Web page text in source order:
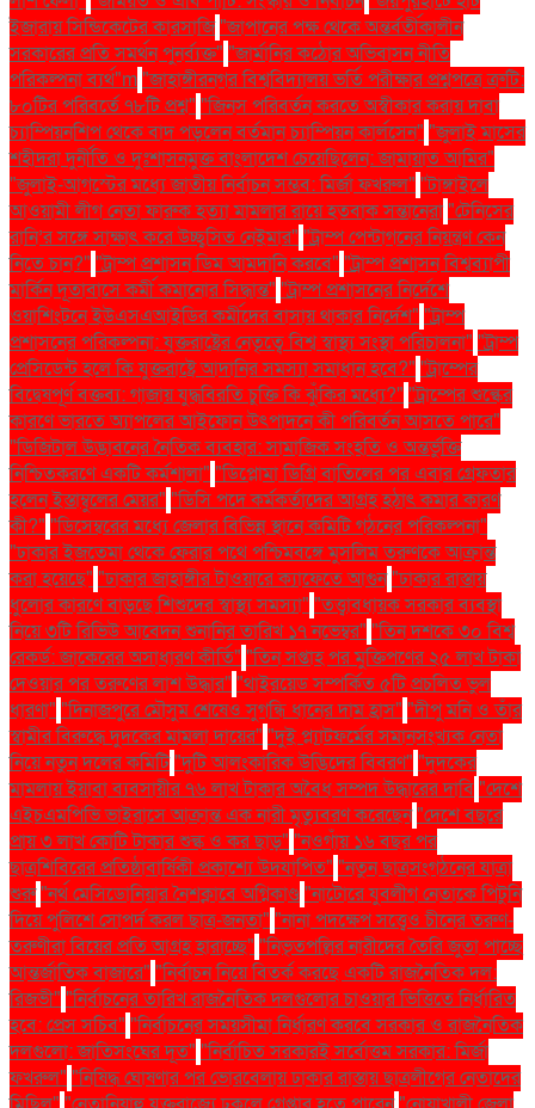
ইজারায় সিন্ডিকেটের কারসাজি"জাপানের পক্ষ থেকে অন্তর্বর্তীকালীন
সরকারের প্রতি সমর্থন পুনর্ব্যক্ত""জার্মানির কঠোর অভিবাসন নীতি
পরিকল্পনা ব্যর্থ"m"জাহাঙ্গীরনগর বিশ্ববিদ্যালয় ভর্তি পরীক্ষার প্রশ্নপত্রে ত্রুটি:
৮০টির পরিবর্তে ৭৮টি প্রশ্ন""জিনস পরিবর্তন করতে অস্বীকার করায় দাবা
চ্যাম্পিয়নশিপ থেকে বাদ পড়লেন বর্তমান চ্যাম্পিয়ন কার্লসেন""জুলাই মাসের
শহীদরা দুর্নীতি ও দুঃশাসনমুক্ত বাংলাদেশ চেয়েছিলেন: জামায়াত আমির"
"জুলাই-আগস্টের মধ্যে জাতীয় নির্বাচন সম্ভব: মির্জা ফখরুল""টাঙ্গাইলে
আওয়ামী লীগ নেতা ফারুক হত্যা মামলার রায়ে হতবাক সন্তানেরা"টেনিসের
রানি’র সঙ্গে সাক্ষাৎ করে উচ্ছ্বসিত নেইমার""ট্রাম্প পেন্টাগনের নিয়ন্ত্রণ কেন
নিতে চান?""ট্রাম্প প্রশাসন ডিম আমদানি করবে""ট্রাম্প প্রশাসন বিশ্বব্যাপী
মার্কিন দূতাবাসে কর্মী কমানোর সিদ্ধান্ত""ট্রাম্প প্রশাসনের নির্দেশে
ওয়াশিংটনে ইউএসএআইডির কর্মীদের বাসায় থাকার নির্দেশ""ট্রাম্প
প্রশাসনের পরিকল্পনা: যুক্তরাষ্ট্রের নেতৃত্বে বিশ্ব স্বাস্থ্য সংস্থা পরিচালনা""ট্রাম্প
প্রেসিডেন্ট হলে কি যুক্তরাষ্ট্রে আদানির সমস্যা সমাধান হবে?""ট্রাম্পের
বিদ্বেষপূর্ণ বক্তব্য: গাজায় যুদ্ধবিরতি চুক্তি কি ঝুঁকির মধ্যে?""ট্রাম্পের শুল্কের
কারণে ভারতে অ্যাপলের আইফোন উৎপাদনে কী পরিবর্তন আসতে পারে"
"ডিজিটাল উদ্ভাবনের নৈতিক ব্যবহার: সামাজিক সংহতি ও অন্তর্ভুক্তি
নিশ্চিতকরণে একটি কর্মশালা""ডিপ্লোমা ডিগ্রি বাতিলের পর এবার গ্রেফতার
হলেন ইস্তাম্বুলের মেয়র""ডিসি পদে কর্মকর্তাদের আগ্রহ হঠাৎ কমার কারণ
কী?""ডিসেম্বরের মধ্যে জেলার বিভিন্ন স্থানে কমিটি গঠনের পরিকল্পনা"
"ঢাকার ইজতেমা থেকে ফেরার পথে পশ্চিমবঙ্গে মুসলিম তরুণকে আক্রান্ত
করা হয়েছে""ঢাকার জাহাঙ্গীর টাওয়ারে ক্যাফেতে আগুন"ঢাকার রাস্তায়
ধুলোর কারণে বাড়ছে শিশুদের স্বাস্থ্য সমস্যা""তত্ত্বাবধায়ক সরকার ব্যবস্থা
নিয়ে ৩টি রিভিউ আবেদন শুনানির তারিখ ১৭ নভেম্বর""তিন দশকে ৩০ বিশ্ব
রেকর্ড: জাকেরের অসাধারণ কীর্তি""তিন সপ্তাহ পর মুক্তিপণের ২৫ লাখ টাকা
দেওয়ার পর তরুণের লাশ উদ্ধার""থাইরয়েড সম্পর্কিত ৫টি প্রচলিত ভুল
ধারণা""দিনাজপুরে মৌসুম শেষেও সুগন্ধি ধানের দাম হ্রাস""দীপু মনি ও তাঁর
স্বামীর বিরুদ্ধে দুদকের মামলা দায়ের""দুই প্ল্যাটফর্মের সমানসংখ্যক নেতা
নিয়ে নতুন দলের কমিটি"দুটি আলংকারিক উদ্ভিদের বিবরণ""দুদকের
মামলায় ইয়াবা ব্যবসায়ীর ৭৬ লাখ টাকার অবৈধ সম্পদ উদ্ধারের দাবি"দেশে
এইচএমপিভি ভাইরাসে আক্রান্ত এক নারী মৃত্যুবরণ করেছেন"দেশে বছরে
প্রায় ৩ লাখ কোটি টাকার শুল্ক ও কর ছাড়""নওগাঁয় ১৬ বছর পর
ছাত্রশিবিরের প্রতিষ্ঠাবার্ষিকী প্রকাশ্যে উদযাপিত""নতুন ছাত্রসংগঠনের যাত্রা
শুরু"নর্থ মেসিডোনিয়ার নৈশক্লাবে অগ্নিকাণ্ড"নাটোরে যুবলীগ নেতাকে পিটুনি
দিয়ে পুলিশে সোপর্দ করল ছাত্র-জনতা""নানা পদক্ষেপ সত্ত্বেও চীনের তরুণ-
তরুণীরা বিয়ের প্রতি আগ্রহ হারাচ্ছে""নিভৃতপল্লির নারীদের তৈরি জুতা পাচ্ছে
আন্তর্জাতিক বাজারে""নির্বাচন নিয়ে বিতর্ক করছে একটি রাজনৈতিক দল:
রিজভী""নির্বাচনের তারিখ রাজনৈতিক দলগুলোর চাওয়ার ভিত্তিতে নির্ধারিত
হবে: প্রেস সচিব""নির্বাচনের সময়সীমা নির্ধারণ করবে সরকার ও রাজনৈতিক
দলগুলো: জাতিসংঘের দূত""নির্বাচিত সরকারই সর্বোত্তম সরকার: মির্জা
ফখরুল""নিষিদ্ধ ঘোষণার পর ভোরবেলায় ঢাকার রাস্তায় ছাত্রলীগের নেতাদের